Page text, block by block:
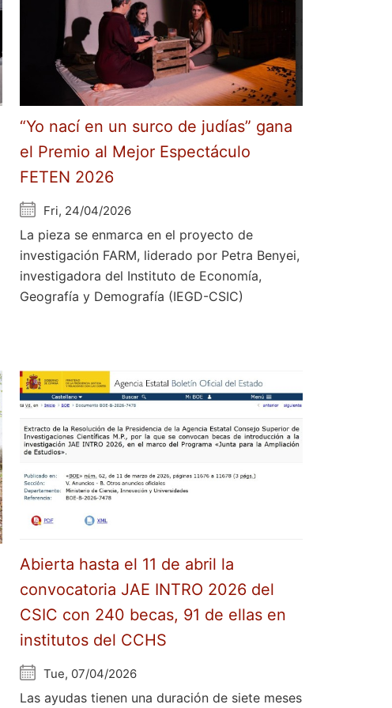
“Yo nací en un surco de judías” gana
el Premio al Mejor Espectáculo
FETEN 2026
Fri, 24/04/2026
La pieza se enmarca en el proyecto de
investigación FARM, liderado por Petra Benyei,
investigadora del Instituto de Economía,
Geografía y Demografía (IEGD-CSIC)
Abierta hasta el 11 de abril la
convocatoria JAE INTRO 2026 del
CSIC con 240 becas, 91 de ellas en
institutos del CCHS
Tue, 07/04/2026
Las ayudas tienen una duración de siete meses